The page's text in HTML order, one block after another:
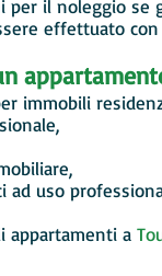
per il noleggio se
effettuato con
immobili
ad uso
appartamenti a